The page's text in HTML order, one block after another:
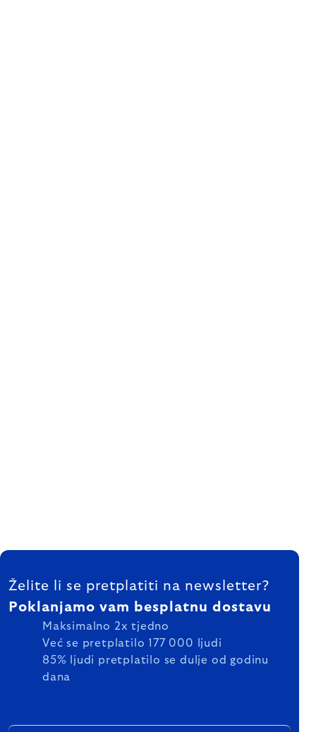
FOOTER
Želite li se pretplatiti na newsletter?
Poklanjamo vam besplatnu dostavu
Maksimalno 2x tjedno
Već se pretplatilo 177 000 ljudi
85% ljudi pretplatilo se dulje od godinu
dana